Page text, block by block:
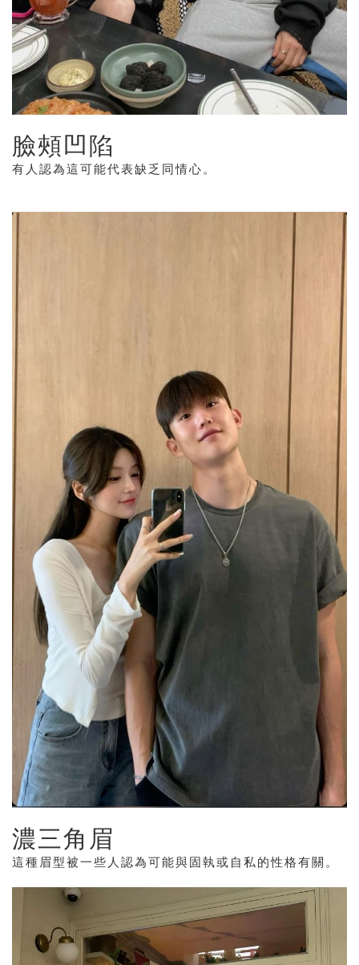
臉頰凹陷
有人認為這可能代表缺乏同情心。
濃三角眉
這種眉型被一些人認為可能與固執或自私的性格有關。